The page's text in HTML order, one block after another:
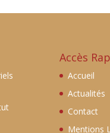
Accès
Accueil
Actualités
Contact
Mentions